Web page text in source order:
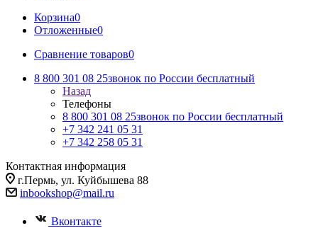
Корзина0
Отложенные0
Сравнение товаров0
8 800 301 08 25звонок по России бесплатный
Назад
Телефоны
8 800 301 08 25звонок по России бесплатный
+7 342 241 05 31
+7 342 258 05 31
Контактная информация
г.Пермь, ул. Куйбышева 88
inbookshop@mail.ru
Вконтакте